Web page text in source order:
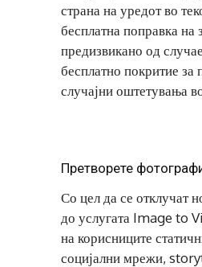
страна на уредот во
бесплатна поправка
предизвикано од
бесплатно покритие
случајни оштетувања
Претворете
Со цел да се отклучат
до услугата Image to
на корисниците
социјални мрежи,